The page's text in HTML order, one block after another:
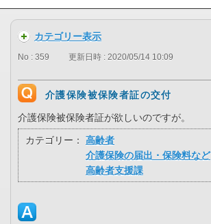
カテゴリー表示
No : 359 更新日時 : 2020/05/14 10:09
介護保険被保険者証の交付
介護保険被保険者証が欲しいのですが。
カテゴリー：
高齢者
介護保険の届出・保険料など
高齢者支援課